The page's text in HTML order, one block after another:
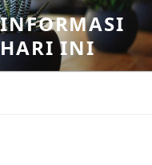
HARI INI